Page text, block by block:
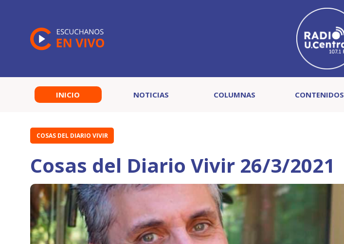
INICIO NOTICIAS COLUMNAS CONTENIDOS
COSAS DEL DIARIO VIVIR
Cosas del Diario Vivir 26/3/2021